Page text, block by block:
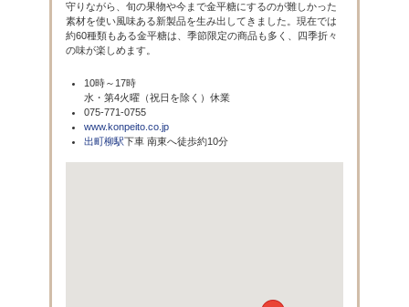
守りながら、旬の果物や今まで金平糖にするのが難しかった
素材を使い風味ある新製品を生み出してきました。現在では
約60種類もある金平糖は、季節限定の商品も多く、四季折々
の味が楽しめます。
10時～17時
水・第4火曜（祝日を除く）休業
075-771-0755
www.konpeito.co.jp
出町柳駅下車 南東へ徒歩約10分